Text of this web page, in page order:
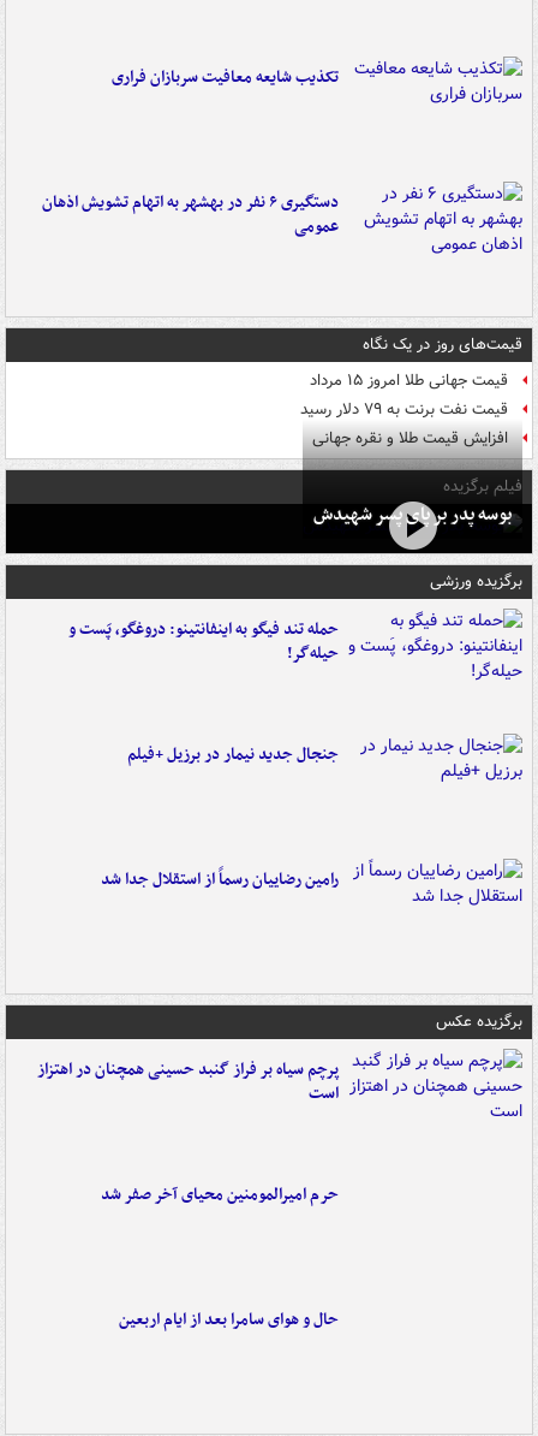
تکذیب شایعه معافیت سربازان فراری
دستگیری ۶ نفر در بهشهر به اتهام تشویش اذهان
عمومی
قیمت‌های روز در یک نگاه
قیمت جهانی طلا امروز ۱۵ مرداد
قیمت نفت برنت به ۷۹ دلار رسید
افزایش قیمت طلا و نقره جهانی
فیلم برگزیده
بوسه‌ پدر بر پای پسر شهیدش
برگزیده ورزشی
حمله تند فیگو به اینفانتینو: دروغگو، پَست‌ و
حیله‌گر!
جنجال جدید نیمار در برزیل +فیلم
رامین رضاییان رسماً از استقلال جدا شد
برگزیده عکس
پرچم سیاه بر فراز گنبد حسینی همچنان در اهتزاز
است
حرم امیرالمومنین محیای آخر صفر شد
حال و هوای سامرا بعد از ایام اربعین